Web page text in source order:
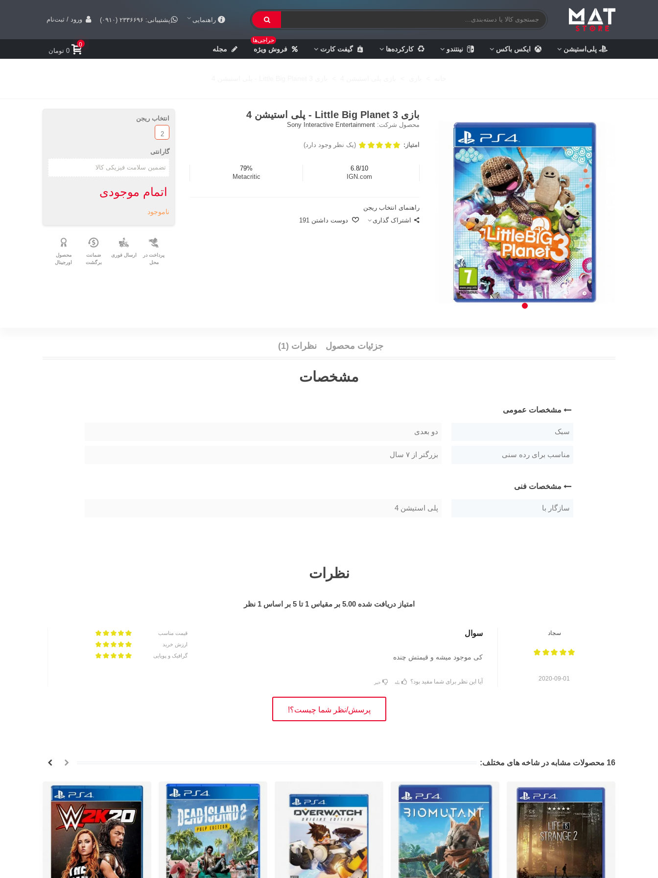
راهنمایی پشتیبانی: ۲۳۳۶۶۹۶ (۰۹۱۰) ورود / ثبت‌نام
پلی‌استیشن ایکس باکس نینتندو کارکرده‌ها گیفت کارت فروش ویژه
حراجی‌ها
مجله
0
0 تومان
بازی Little Big Planet 3 - پلی استیشن 4
محصول شرکت: Sony Interactive Entertainment
امتیاز: (یک نظر وجود دارد)
6.8/10
IGN.com
79%
Metacritic
راهنمای انتخاب ریجن
اشتراک گذاری
دوست داشتن 191
انتخاب ریجن
2
گارانتی
اتمام موجودی
ناموجود
پرداخت در
محل
ارسال فوری
ضمانت
برگشت
محصول
اورجینال
جزئیات محصول نظرات (1)
مشخصات
مشخصات عمومی
سبک دو بعدی
مناسب برای رده سنی بزرگتر از ۷ سال
مشخصات فنی
سازگار با پلی استیشن 4
نظرات
امتیاز دریافت شده5.00 بر مقیاس1 تا5 بر اساس1 نظر
سجاد
2020-09-01
سوال
کی موجود میشه و قیمتش چنده
قیمت مناسب
ارزش خرید
گرافیک و پویایی
آیا این نظر برای شما مفید بود؟ بله خیر
پرسش/نظر شما چیست؟!
16 محصولات مشابه در شاخه های مختلف: